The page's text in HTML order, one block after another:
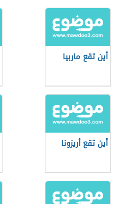
أين تقع ماربيا
أين تقع أريزونا